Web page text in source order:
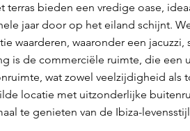
bieden een vredige oase,
jaar door op het eiland schijnt.
waarderen, waaronder een
is de commerciële ruimte, die
wat zowel veelzijdigheid als
locatie met uitzonderlijke
te genieten van de Ibiza-